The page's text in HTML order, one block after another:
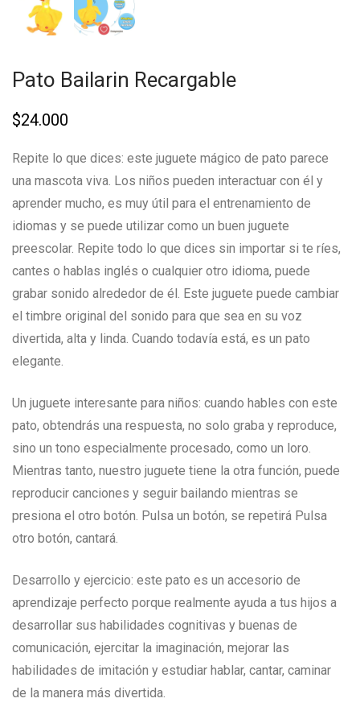
Pato Bailarin Recargable
$24.000
Repite lo que dices: este juguete mágico de pato parece
una mascota viva. Los niños pueden interactuar con él y
aprender mucho, es muy útil para el entrenamiento de
idiomas y se puede utilizar como un buen juguete
preescolar. Repite todo lo que dices sin importar si te ríes,
cantes o hablas inglés o cualquier otro idioma, puede
grabar sonido alrededor de él. Este juguete puede cambiar
el timbre original del sonido para que sea en su voz
divertida, alta y linda. Cuando todavía está, es un pato
elegante.
Un juguete interesante para niños: cuando hables con este
pato, obtendrás una respuesta, no solo graba y reproduce,
sino un tono especialmente procesado, como un loro.
Mientras tanto, nuestro juguete tiene la otra función, puede
reproducir canciones y seguir bailando mientras se
presiona el otro botón. Pulsa un botón, se repetirá Pulsa
otro botón, cantará.
Desarrollo y ejercicio: este pato es un accesorio de
aprendizaje perfecto porque realmente ayuda a tus hijos a
desarrollar sus habilidades cognitivas y buenas de
comunicación, ejercitar la imaginación, mejorar las
habilidades de imitación y estudiar hablar, cantar, caminar
de la manera más divertida.